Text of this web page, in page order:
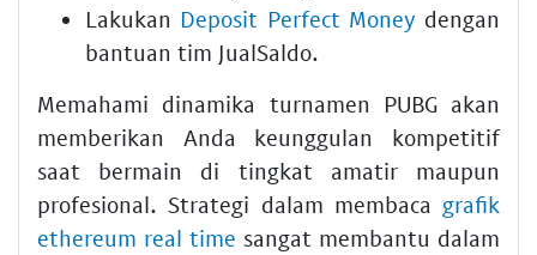
Lakukan Deposit Perfect Money dengan
bantuan tim JualSaldo.
Memahami dinamika turnamen PUBG akan
memberikan Anda keunggulan kompetitif
saat bermain di tingkat amatir maupun
profesional. Strategi dalam membaca grafik
ethereum real time sangat membantu dalam